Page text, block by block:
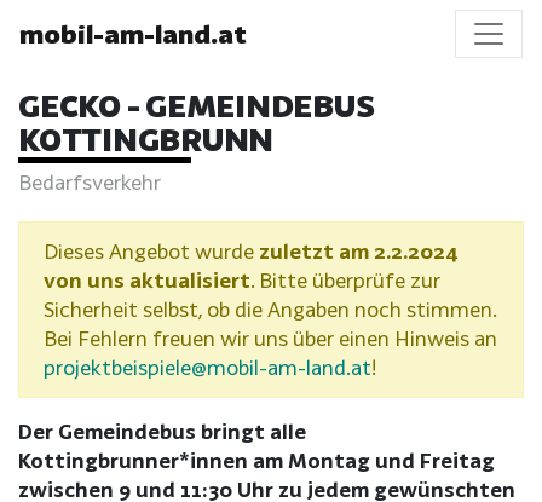
mobil-am-land.at
GECKO - GEMEINDEBUS
KOTTINGBRUNN
Bedarfsverkehr
Dieses Angebot wurde zuletzt am 2.2.2024
von uns aktualisiert. Bitte überprüfe zur
Sicherheit selbst, ob die Angaben noch stimmen.
Bei Fehlern freuen wir uns über einen Hinweis an
projektbeispiele@mobil-am-land.at!
Der Gemeindebus bringt alle
Kottingbrunner*innen am Montag und Freitag
zwischen 9 und 11:30 Uhr zu jedem gewünschten